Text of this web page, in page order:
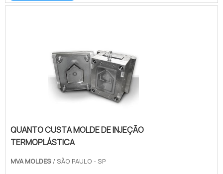
produto pelos fabricantes de moldes
função, por este motivo é importante obter
moldes de qualidade .
QUANTO CUSTA MOLDE DE INJEÇÃO
TERMOPLÁSTICA
MVA MOLDES / SÃO PAULO - SP